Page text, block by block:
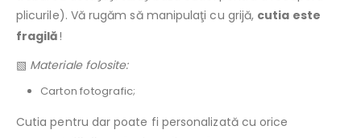
plicurile). Vă rugăm să manipulaţi cu grijă, cutia este
fragilă!
▧ Materiale folosite:
Carton fotografic;
Cutia pentru dar poate fi personalizată cu orice